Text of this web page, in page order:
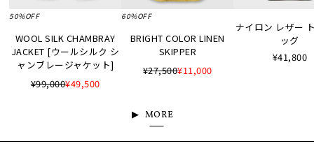
50%OFF
WOOL SILK CHAMBRAY
JACKET [ウールシルク シ
ャンブレージャケット]
¥99,000¥49,500
60%OFF
BRIGHT COLOR LINEN
SKIPPER
¥27,500¥11,000
ナイロン レザー
ッグ
¥41,800
MORE